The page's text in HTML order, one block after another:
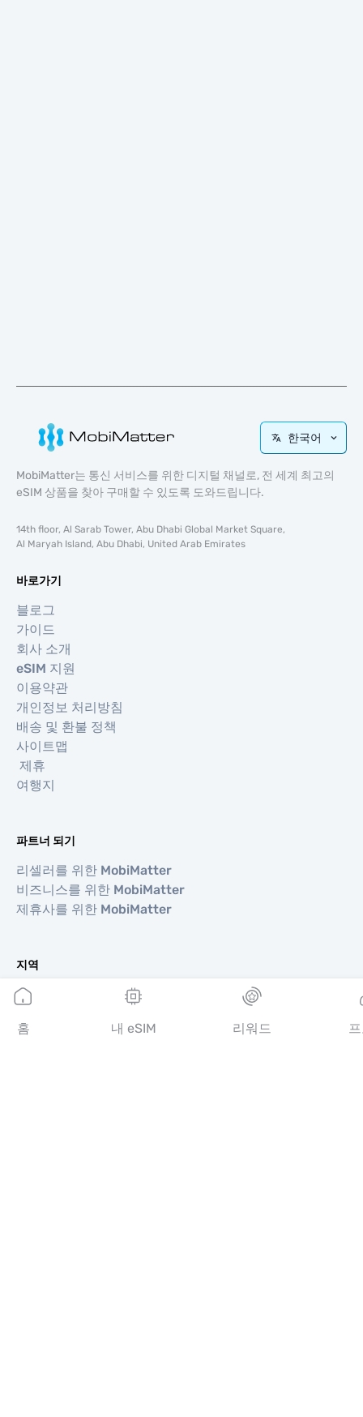
한국어
MobiMatter는 통신 서비스를 위한 디지털 채널로, 전 세계 최고의
eSIM 상품을 찾아 구매할 수 있도록 도와드립니다.
14th floor, Al Sarab Tower, Abu Dhabi Global Market Square,
Al Maryah Island, Abu Dhabi, United Arab Emirates
바로가기
블로그
가이드
회사 소개
eSIM 지원
이용약관
개인정보 처리방침
배송 및 환불 정책
사이트맵
제휴
여행지
파트너 되기
리셀러를 위한 MobiMatter
비즈니스를 위한 MobiMatter
제휴사를 위한 MobiMatter
지역
유럽 eSIM
아메리카 eSIM
홈 내 eSIM 리워드